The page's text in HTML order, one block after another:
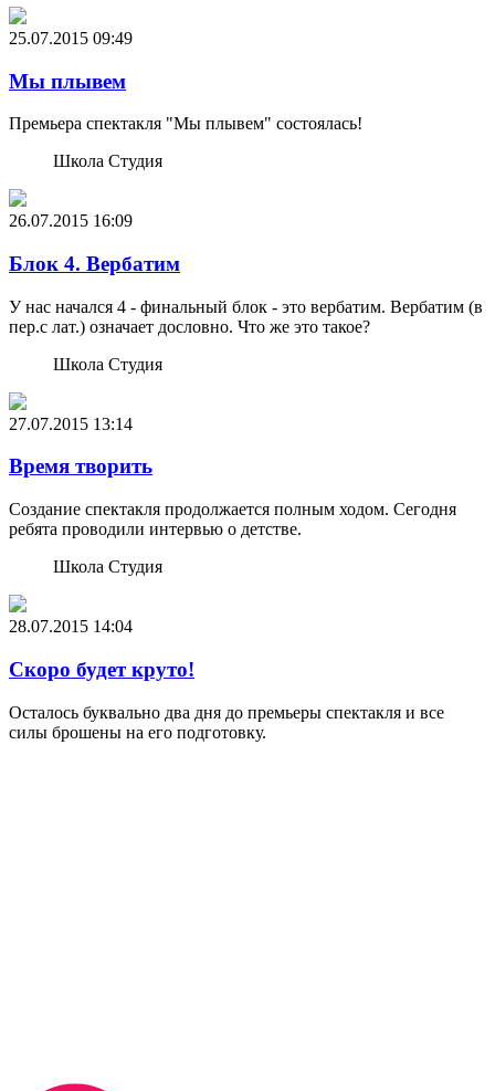
25.07.2015 09:49
Мы плывем
Премьера спектакля "Мы плывем" состоялась!
Школа Студия
26.07.2015 16:09
Блок 4. Вербатим
У нас начался 4 - финальный блок - это вербатим. Вербатим (в
пер.с лат.) означает дословно. Что же это такое?
Школа Студия
27.07.2015 13:14
Время творить
Создание спектакля продолжается полным ходом. Сегодня
ребята проводили интервью о детстве.
Школа Студия
28.07.2015 14:04
Скоро будет круто!
Осталось буквально два дня до премьеры спектакля и все
силы брошены на его подготовку.